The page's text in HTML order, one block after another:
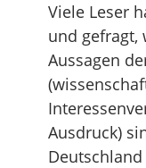
Viele Leser
und gefragt,
Aussagen
Ausdruck)